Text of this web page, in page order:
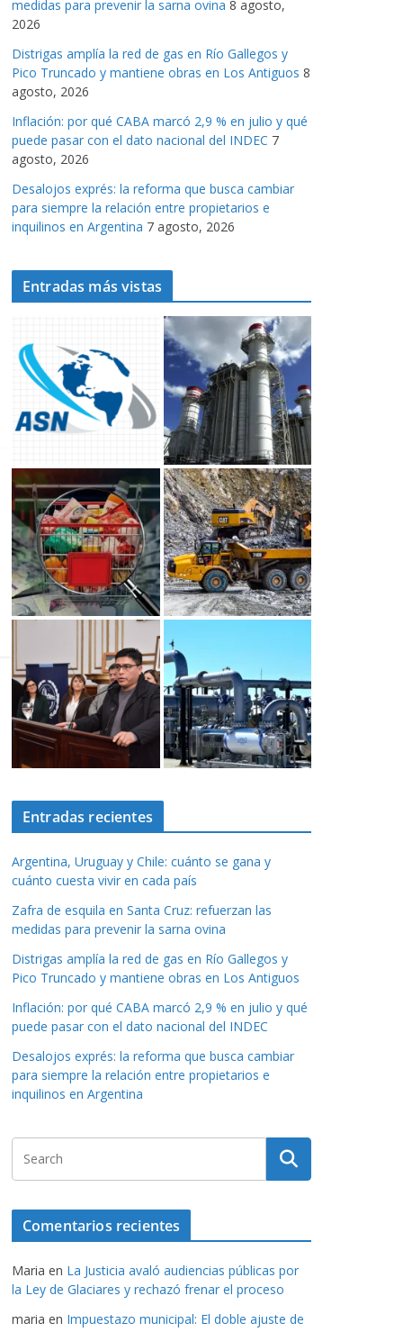
a
s
medidas para prevenir la sarna ovina 8 agosto,
2026
Distrigas amplía la red de gas en Río Gallegos y
Pico Truncado y mantiene obras en Los Antiguos 8
agosto, 2026
Inflación: por qué CABA marcó 2,9 % en julio y qué
puede pasar con el dato nacional del INDEC 7
agosto, 2026
Desalojos exprés: la reforma que busca cambiar
para siempre la relación entre propietarios e
inquilinos en Argentina 7 agosto, 2026
Entradas más vistas
Entradas recientes
Argentina, Uruguay y Chile: cuánto se gana y
cuánto cuesta vivir en cada país
Zafra de esquila en Santa Cruz: refuerzan las
medidas para prevenir la sarna ovina
Distrigas amplía la red de gas en Río Gallegos y
Pico Truncado y mantiene obras en Los Antiguos
Inflación: por qué CABA marcó 2,9 % en julio y qué
puede pasar con el dato nacional del INDEC
Desalojos exprés: la reforma que busca cambiar
para siempre la relación entre propietarios e
inquilinos en Argentina
Comentarios recientes
Maria en La Justicia avaló audiencias públicas por
la Ley de Glaciares y rechazó frenar el proceso
maria en Impuestazo municipal: El doble ajuste de